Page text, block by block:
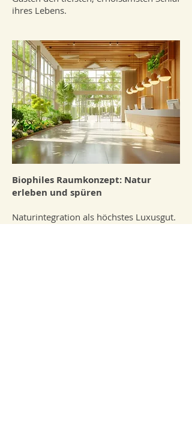
ihres Lebens.
Biophiles Raumkonzept: Natur
erleben und spüren
Naturintegration als höchstes Luxusgut.